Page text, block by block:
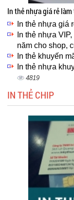
In thẻ nhựa giá rẻ
In thẻ nhựa giá
In thẻ nhựa
năm cho shop,
In thẻ khuyến
In thẻ nhựa
4819
IN THẺ CHIP